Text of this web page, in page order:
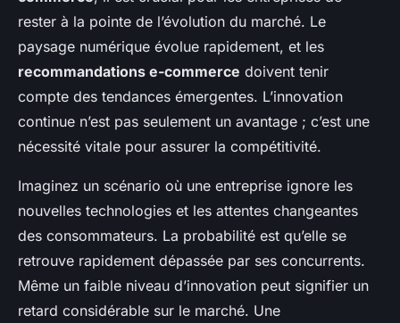
rester à la pointe de l’évolution du marché. Le
paysage numérique évolue rapidement, et les
recommandations e-commerce doivent tenir
compte des tendances émergentes. L’innovation
continue n’est pas seulement un avantage ; c’est une
nécessité vitale pour assurer la compétitivité.
Imaginez un scénario où une entreprise ignore les
nouvelles technologies et les attentes changeantes
des consommateurs. La probabilité est qu’elle se
retrouve rapidement dépassée par ses concurrents.
Même un faible niveau d’innovation peut signifier un
retard considérable sur le marché. Une